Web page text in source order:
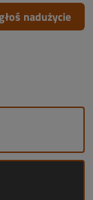
nadużycie